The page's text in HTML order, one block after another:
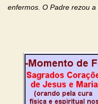
enfermos. O Padre rezou
de Nossa Senhora.
do Padre Marcelo Rossi
anunciado ontem,
aos nossos pais. Hoje